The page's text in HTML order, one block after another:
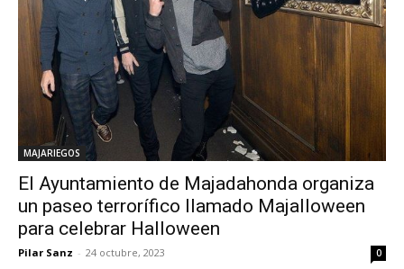
MAJARIEGOS
El Ayuntamiento de Majadahonda organiza
un paseo terrorífico llamado Majalloween
para celebrar Halloween
Pilar Sanz - 24 octubre, 2023 0